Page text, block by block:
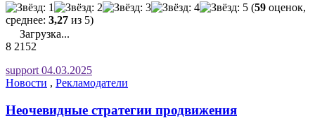
(59 оценок,
среднее: 3,27 из 5)
Загрузка...
8 2152
support 04.03.2025
Новости , Рекламодатели
Неочевидные стратегии продвижения